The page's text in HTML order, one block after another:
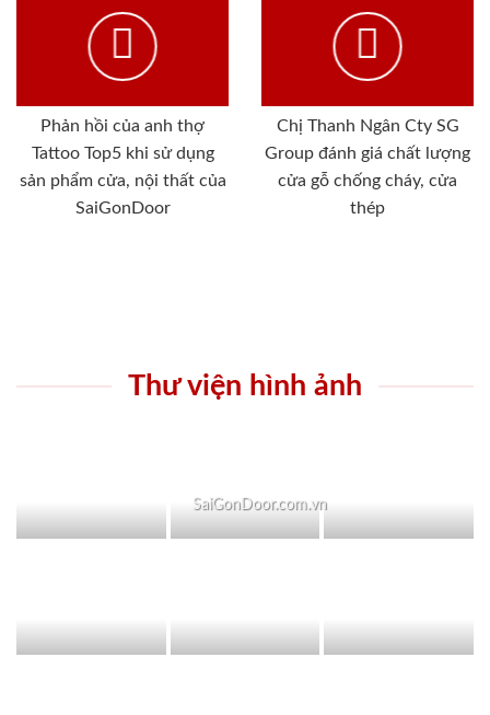
Phản hồi của anh thợ
Tattoo Top5 khi sử dụng
sản phẩm cửa, nội thất của
SaiGonDoor
Chị Thanh Ngân Cty SG
Group đánh giá chất lượng
cửa gỗ chống cháy, cửa
thép
Thư viện hình ảnh
SaiGonDoor.com.vn